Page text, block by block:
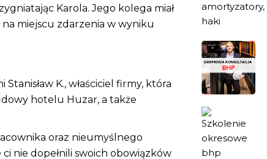
Karola. Jego kolega miał
na miejscu zdarzenia w wyniku
K., właściciel firmy, która
hotelu Huzar, a także
oraz nieumyślnego
nie dopełnili swoich obowiązków